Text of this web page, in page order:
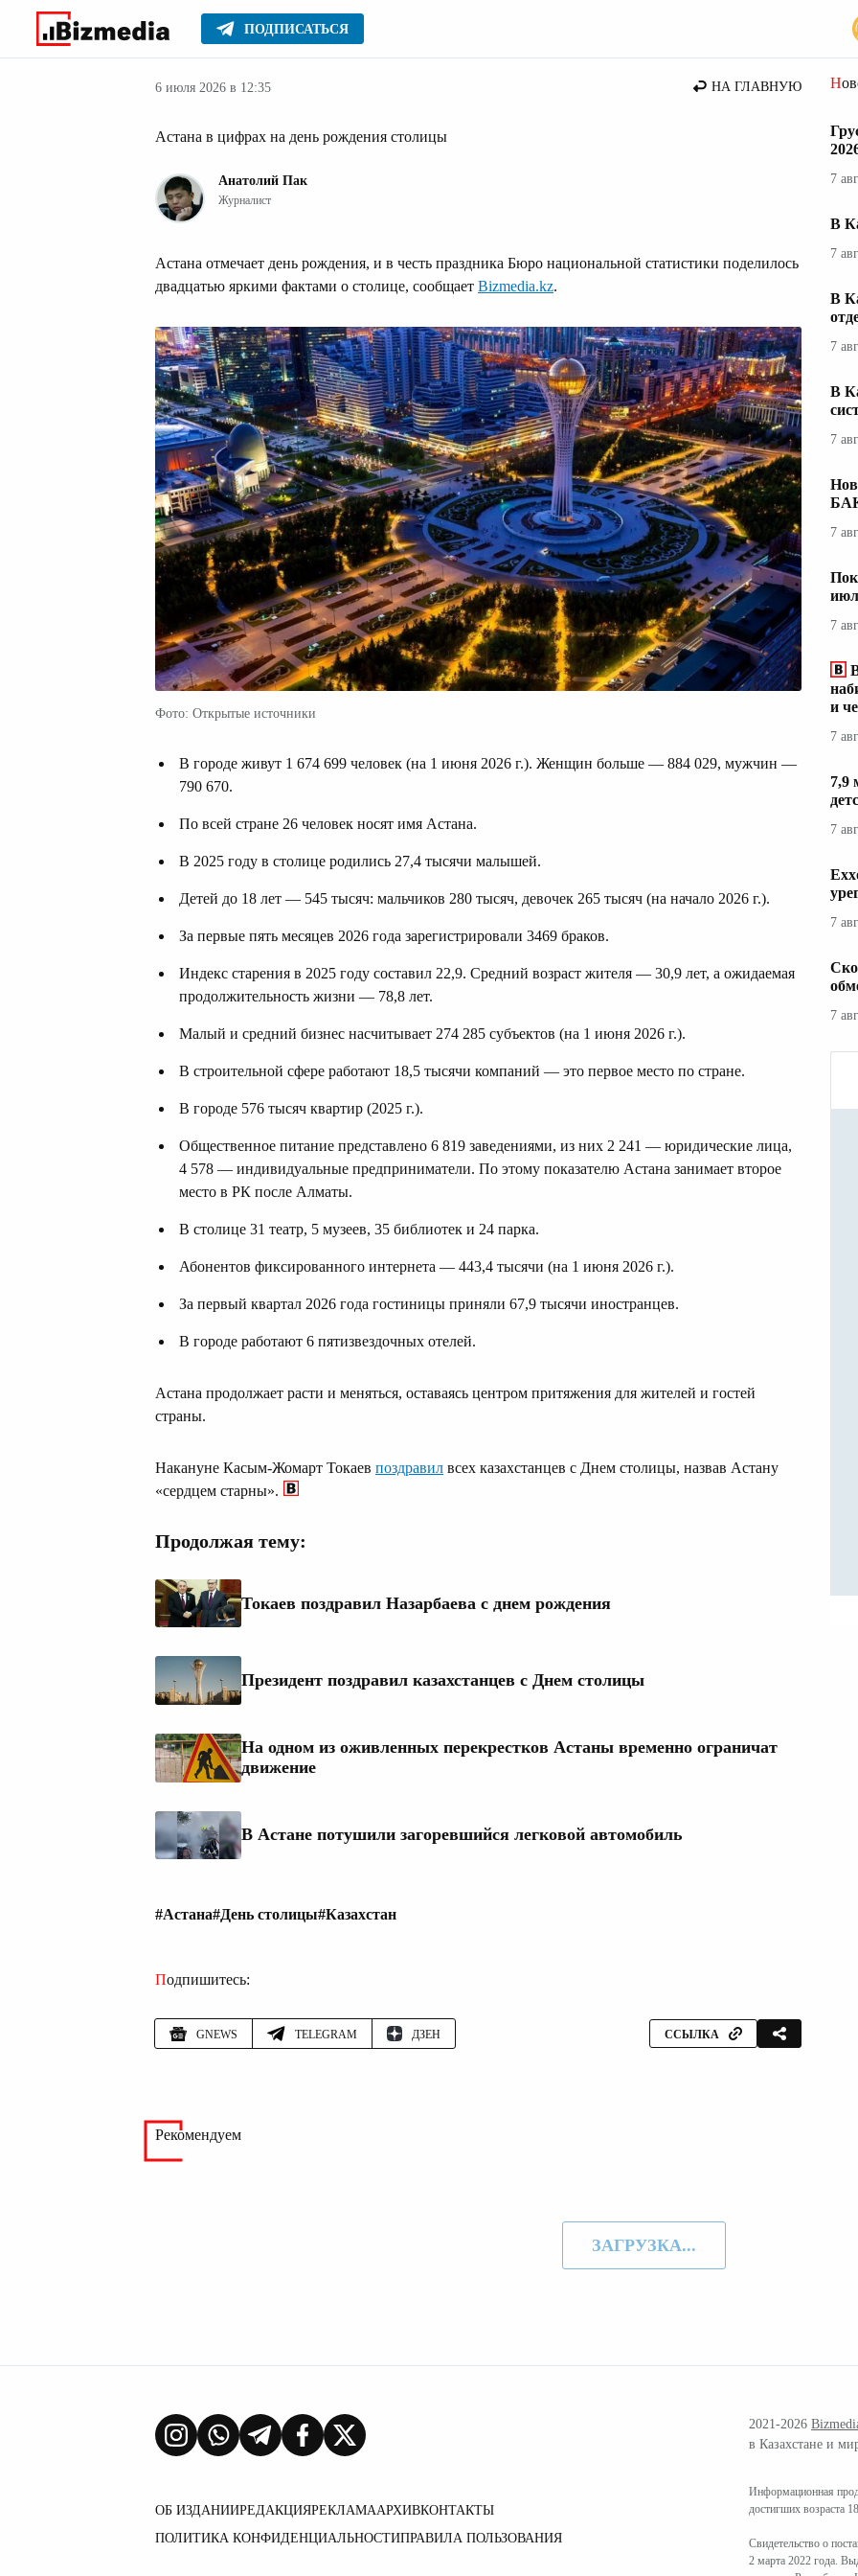
ПОДПИСАТЬСЯ
Главное Новости Новости Казахстана
6 июля 2026 в 12:35 НА ГЛАВНУЮ
Астана в цифрах на день рождения столицы
Анатолий Пак
Журналист
Астана отмечает день рождения, и в честь праздника Бюро национальной статистики поделилось
двадцатью яркими фактами о столице, сообщает Bizmedia.kz.
Фото: Открытые источники
В городе живут 1 674 699 человек (на 1 июня 2026 г.). Женщин больше — 884 029, мужчин —
790 670.
По всей стране 26 человек носят имя Астана.
В 2025 году в столице родились 27,4 тысячи малышей.
Детей до 18 лет — 545 тысяч: мальчиков 280 тысяч, девочек 265 тысяч (на начало 2026 г.).
За первые пять месяцев 2026 года зарегистрировали 3469 браков.
Индекс старения в 2025 году составил 22,9. Средний возраст жителя — 30,9 лет, а ожидаемая
продолжительность жизни — 78,8 лет.
Малый и средний бизнес насчитывает 274 285 субъектов (на 1 июня 2026 г.).
В строительной сфере работают 18,5 тысячи компаний — это первое место по стране.
В городе 576 тысяч квартир (2025 г.).
Общественное питание представлено 6 819 заведениями, из них 2 241 — юридические лица,
4 578 — индивидуальные предприниматели. По этому показателю Астана занимает второе
место в РК после Алматы.
В столице 31 театр, 5 музеев, 35 библиотек и 24 парка.
Абонентов фиксированного интернета — 443,4 тысячи (на 1 июня 2026 г.).
За первый квартал 2026 года гостиницы приняли 67,9 тысячи иностранцев.
В городе работают 6 пятизвездочных отелей.
Астана продолжает расти и меняться, оставаясь центром притяжения для жителей и гостей
страны.
Накануне Касым-Жомарт Токаев поздравил всех казахстанцев с Днем столицы, назвав Астану
«сердцем старны».
Продолжая тему:
Токаев поздравил Назарбаева с днем рождения
Президент поздравил казахстанцев с Днем столицы
На одном из оживленных перекрестков Астаны временно ограничат
движение
В Астане потушили загоревшийся легковой автомобиль
#Астана#День столицы#Казахстан
Подпишитесь:
GNEWS TELEGRAM ДЗЕН ССЫЛКА
7
В
7
В
7
В
7
7
7
и
7
7,9
7
7
7
Рекомендуем
ЗАГРУЗКА...
ОБ ИЗДАНИИРЕДАКЦИЯРЕКЛАМААРХИВКОНТАКТЫ
ПОЛИТИКА КОНФИДЕНЦИАЛЬНОСТИПРАВИЛА ПОЛЬЗОВАНИЯ
2021-2026
в Казахстане и
Информационная
достигших возраста
Свидетельство о
2 марта 2022 года.